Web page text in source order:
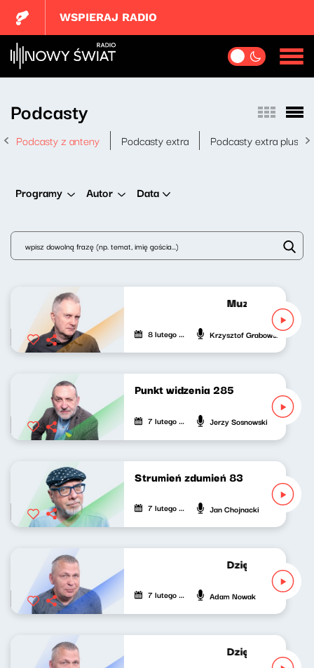
WSPIERAJ RADIO
Podcasty
Podcasty z anteny Podcasty extra Podcasty extra plus
Programy Autor Data
Muzyka bardzo
8 lutego 2022 Krzysztof Grabowski
Punkt widzenia 285
7 lutego 2022 Jerzy Sosnowski
Strumień zdumień 83
7 lutego 2022 Jan Chojnacki
Dziękuję za
7 lutego 2022 Adam Nowak
Dziękuję za